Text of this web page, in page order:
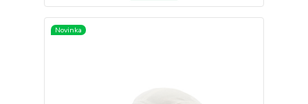
Novinka